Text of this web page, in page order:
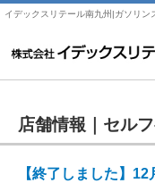
イデックスリテール南九州|ガソリン
店舗情報｜ セル
【終了しました】